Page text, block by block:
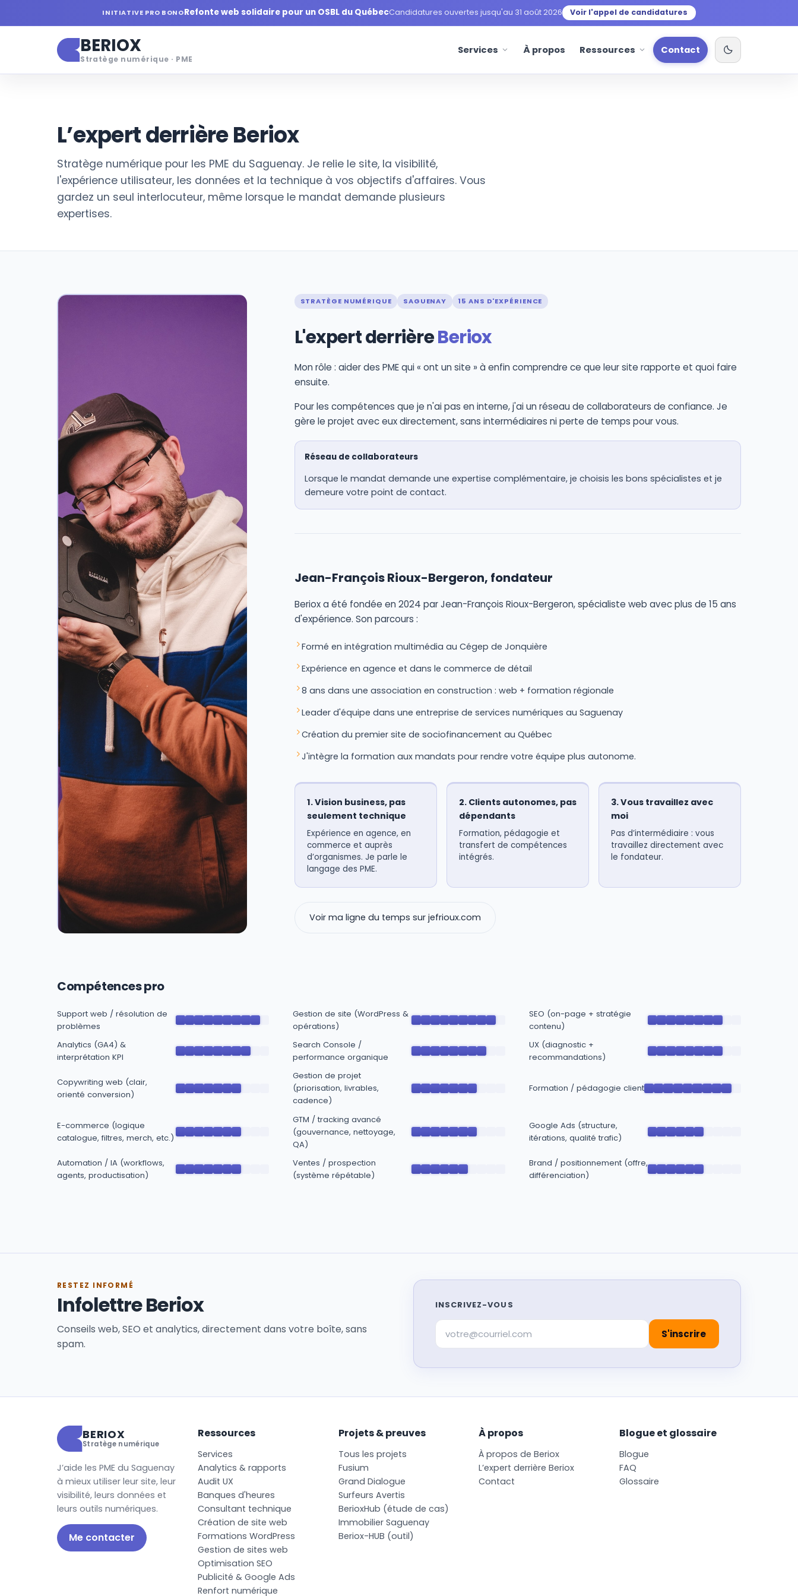
INITIATIVE PRO BONORefonte web solidaire pour un OSBL du QuébecCandidatures ouvertes jusqu'au 31 août 2026 Voir l'appel de candidatures
BERIOX
Stratège numérique · PME
Services À propos Ressources Contact
L’expert derrière Beriox
Stratège numérique pour les PME du Saguenay. Je relie le site, la visibilité,
l'expérience utilisateur, les données et la technique à vos objectifs d'affaires. Vous
gardez un seul interlocuteur, même lorsque le mandat demande plusieurs
expertises.
STRATÈGE NUMÉRIQUE SAGUENAY 15 ANS D'EXPÉRIENCE
L'expert derrièreBeriox
Mon rôle : aider des PME qui « ont un site » à enfin comprendre ce que leur site rapporte et quoi faire
ensuite.
Pour les compétences que je n'ai pas en interne, j'ai un réseau de collaborateurs de confiance. Je
gère le projet avec eux directement, sans intermédiaires ni perte de temps pour vous.
Réseau de collaborateurs
Lorsque le mandat demande une expertise complémentaire, je choisis les bons spécialistes et je
demeure votre point de contact.
Jean-François Rioux-Bergeron, fondateur
Beriox a été fondée en 2024 par Jean-François Rioux-Bergeron, spécialiste web avec plus de 15 ans
d'expérience. Son parcours :
Formé en intégration multimédia au Cégep de Jonquière
Expérience en agence et dans le commerce de détail
8 ans dans une association en construction : web + formation régionale
Leader d'équipe dans une entreprise de services numériques au Saguenay
Création du premier site de sociofinancement au Québec
J'intègre la formation aux mandats pour rendre votre équipe plus autonome.
1. Vision business, pas
seulement technique
Expérience en agence, en
commerce et auprès
d’organismes. Je parle le
langage des PME.
2. Clients autonomes, pas
dépendants
Formation, pédagogie et
transfert de compétences
intégrés.
3. Vous travaillez avec
moi
Pas d’intermédiaire : vous
travaillez directement avec
le fondateur.
Voir ma ligne du temps sur jefrioux.com
Compétences pro
Support web / résolution de
problèmes
Gestion de site (WordPress &
opérations)
SEO (on-page + stratégie
contenu)
Analytics (GA4) &
interprétation KPI
Search Console /
performance organique
UX (diagnostic +
recommandations)
Copywriting web (clair,
orienté conversion)
Gestion de projet
(priorisation, livrables,
cadence)
Formation / pédagogie client
E-commerce (logique
catalogue, filtres, merch, etc.)
GTM / tracking avancé
(gouvernance, nettoyage,
QA)
Google Ads (structure,
itérations, qualité trafic)
Automation / IA (workflows,
agents, productisation)
Ventes / prospection
(système répétable)
Brand / positionnement (offre,
différenciation)
RESTEZ INFORMÉ
Infolettre Beriox
Conseils web, SEO et analytics, directement dans votre boîte, sans
spam.
INSCRIVEZ-VOUS
BERIOX
Stratège numérique
J’aide les PME du Saguenay
à mieux utiliser leur site, leur
visibilité, leurs données et
leurs outils numériques.
Me contacter
Ressources
Services
Analytics & rapports
Audit UX
Banques d'heures
Consultant technique
Création de site web
Formations WordPress
Gestion de sites web
Optimisation SEO
Publicité & Google Ads
Renfort numérique
Projets & preuves
Tous les projets
Fusium
Grand Dialogue
Surfeurs Avertis
BerioxHub (étude de cas)
Immobilier Saguenay
Beriox-HUB (outil)
À propos
À propos de Beriox
L’expert derrière Beriox
Contact
Blogue et glossaire
Blogue
FAQ
Glossaire